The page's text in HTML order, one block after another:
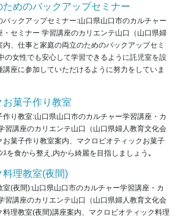
めのバックアップセミナー
ックアップセミナー:山口県山口市のカルチャー
セミナー 学習講座のカリエンテ山口（山口県婦
、仕事と家庭の両立のためのバックアップセミ
女性でも安心して学習できるように託児室を設
座に参加していただけるように努力をしていま
菓子作り教室
り教室:山口県山口市のカルチャー学習講座・カ
習講座のカリエンテ山口（山口県婦人教育文化会
菓子作り教室案内、マクロビオティックお菓子
を食から整え,内から綺麗を目指しましょう｡
理教室(夜間)
(夜間):山口県山口市のカルチャー学習講座・カ
習講座のカリエンテ山口（山口県婦人教育文化会
理教室(夜間)講座案内、マクロビオティック料理